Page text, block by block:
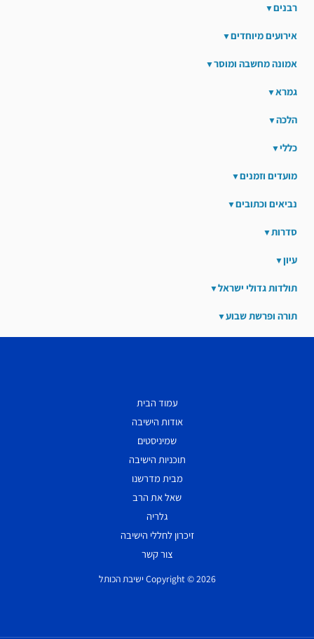
רבנים
אירועים מיוחדים
אמונה מחשבה ומוסר
גמרא
הלכה
כללי
מועדים וזמנים
נביאים וכתובים
סדרות
עיון
תולדות גדולי ישראל
תורה ופרשת שבוע
עמוד הבית
אודות הישיבה
שמיניסטים
תוכניות הישיבה
מבית מדרשנו
שאל את הרב
גלריה
זיכרון לחללי הישיבה
צור קשר
Copyright © 2026 ישיבת הכותל